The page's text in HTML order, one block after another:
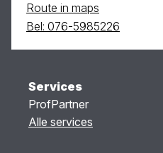
Route in maps
Bel: 076-5985226
Services
ProfPartner
Alle services